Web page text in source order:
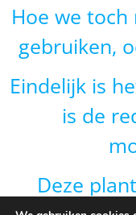
Hoe we
gebruiken,
Eindelijk is
is de
Deze